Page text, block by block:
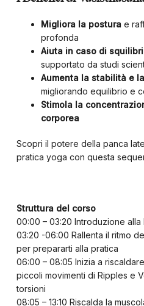
Migliora la postura e
profonda
Aiuta in caso di
supportato da studi
Aumenta la stabilità e
migliorando equilibrio e
Stimola la
corporea
Scopri il potere della panca
pratica yoga con questa
Struttura del corso
00:00 – 03:20 Introduzione alla
03:20 -06:00 Rallenta il ritmo
per prepararti alla pratica
06:00 – 08:05 Inizia a
piccoli movimenti di Ripples e
torsioni
08:05 – 13:10 Riscalda la